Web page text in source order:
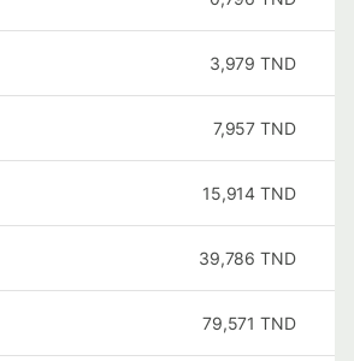
3,979 TND
7,957 TND
15,914 TND
39,786 TND
79,571 TND